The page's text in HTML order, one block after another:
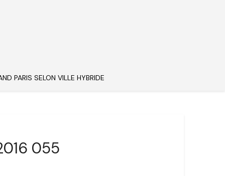
PARIS SELON VILLE HYBRIDE
055